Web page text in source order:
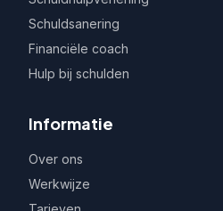
Schuldsanering
Financiële coach
Hulp bij schulden
Informatie
Over ons
Werkwijze